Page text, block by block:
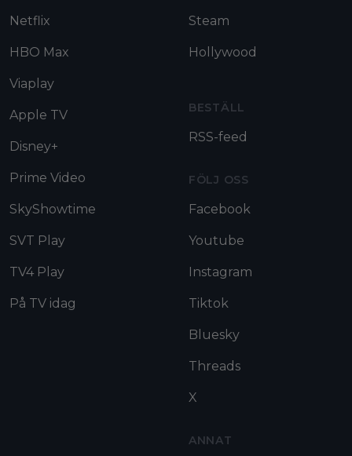
Netflix
HBO Max
Viaplay
Apple TV
Disney+
Prime Video
SkyShowtime
SVT Play
TV4 Play
På TV idag
Steam
Hollywood
BESTÄLL
RSS-feed
FÖLJ OSS
Facebook
Youtube
Instagram
Tiktok
Bluesky
Threads
X
ANNAT